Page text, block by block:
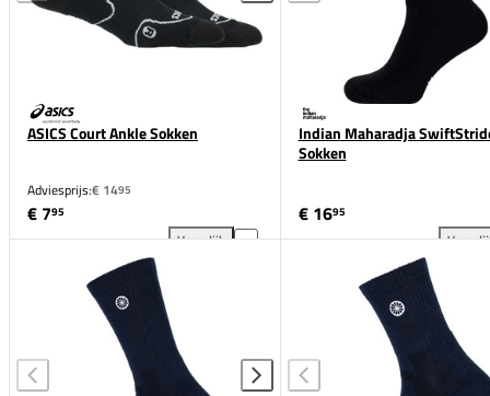
ASICS Court Ankle Sokken
Adviesprijs:€ 1495
€ 795
Vergelijk
ASICS Court Ankle Sokken toevoegen aan
Indian Maharadja
Sokken
€ 1695